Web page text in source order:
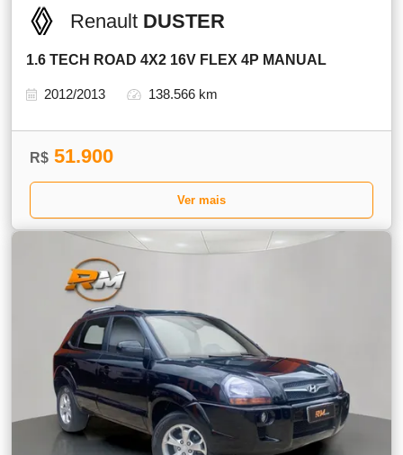
Renault DUSTER
1.6 TECH ROAD 4X2 16V FLEX 4P MANUAL
2012/2013 138.566 km
R$ 51.900
Ver mais